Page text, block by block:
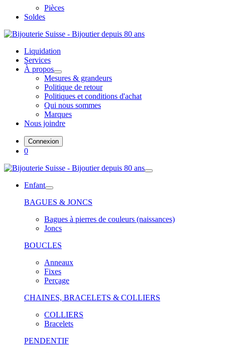
Pièces
Soldes
Liquidation
Services
À propos
Mesures & grandeurs
Politique de retour
Politiques et conditions d'achat
Qui nous sommes
Marques
Nous joindre
Connexion
0
Enfant
BAGUES & JONCS
Bagues à pierres de couleurs (naissances)
Joncs
BOUCLES
Anneaux
Fixes
Perçage
CHAINES, BRACELETS & COLLIERS
COLLIERS
Bracelets
PENDENTIF